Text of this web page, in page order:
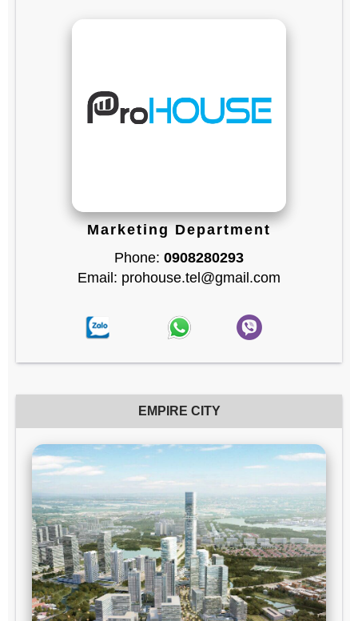
Marketing Department
Phone: 0908280293
Email: prohouse.tel@gmail.com
EMPIRE CITY